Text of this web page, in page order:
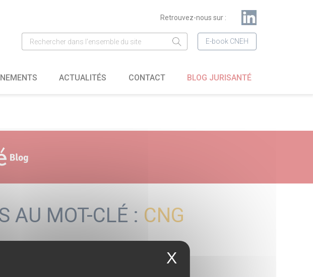
Retrouvez-nous sur :
E-book CNEH
ACTUALITÉS CONTACT BLOG JURISANTÉ
AU MOT-CLÉ : CNG
X